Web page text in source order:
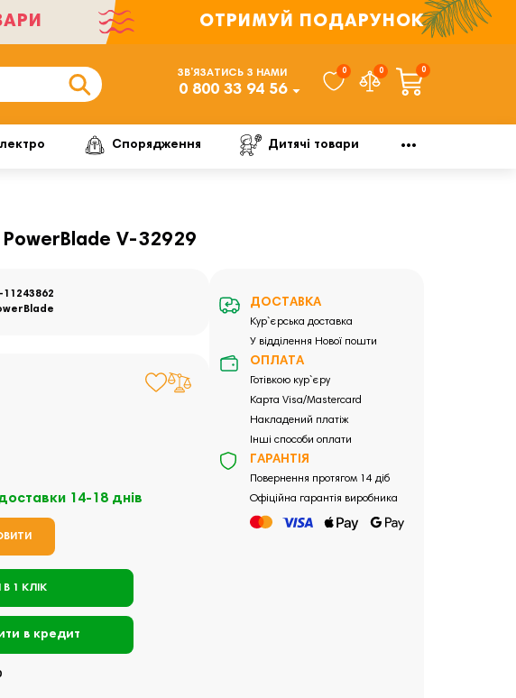
ОТРИМУЙ ПОДАРУНОК
ЗВ’ЯЗАТИСЬ З НАМИ
0 800 33 94 56
0 0 0
Спорядження Дитячі товари
V-32929
11243862
14-18 днів
1 КЛІК
в кредит
ДОСТАВКА
Кур`єрська доставка
У відділення Нової пошти
ОПЛАТА
Готівкою кур`єру
Карта Visa/Mastercard
Накладений платіж
Інші способи оплати
ГАРАНТІЯ
Повернення протягом 14 діб
Офіційна гарантія виробника